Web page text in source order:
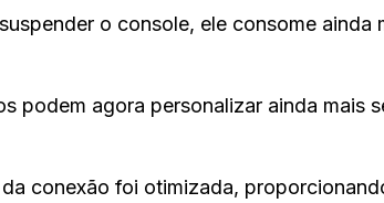
o console, ele consome ainda
podem agora personalizar ainda mais
conexão foi otimizada,